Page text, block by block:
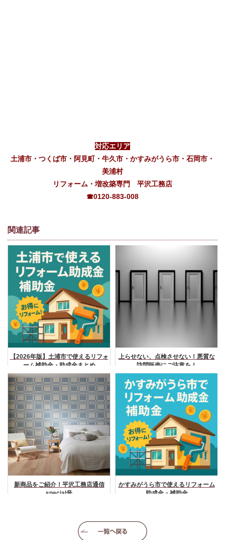
対応エリア
土浦市・つくば市・阿見町・牛久市・かすみがうら市・石岡市・
美浦村
リフォーム・増改築専門 平沢工務店
☎0120-883-008
関連記事
【2026年版】土浦市で使えるリフォ
ーム補助金・助成金まとめ
上らせない、点検させない！悪質な
訪問販売にご注意を！
新商品をご紹介！平沢工務店通信
special号
かすみがうら市で使えるリフォーム
助成金・補助金